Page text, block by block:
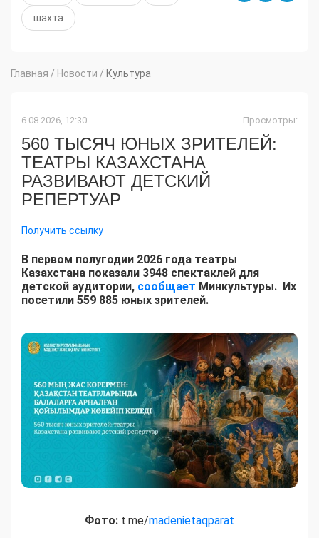
шахта
Главная / Новости / Культура
6.08.2026, 12:30 Просмотры:
560 ТЫСЯЧ ЮНЫХ ЗРИТЕЛЕЙ:
ТЕАТРЫ КАЗАХСТАНА
РАЗВИВАЮТ ДЕТСКИЙ
РЕПЕРТУАР
Получить ссылку
В первом полугодии 2026 года театры
Казахстана показали 3948 спектаклей для
детской аудитории, сообщает Минкультуры. Их
посетили 559 885 юных зрителей.
Фото: t.me/madenietaqparat